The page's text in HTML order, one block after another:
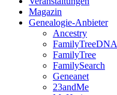
Magazin
Genealogie-Anbieter
Ancestry
FamilyTreeDNA
FamilyTree
FamilySearch
Geneanet
23andMe